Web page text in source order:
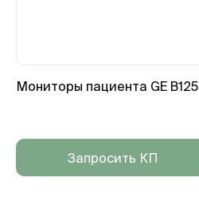
Мониторы пациента GE B125
Запросить КП